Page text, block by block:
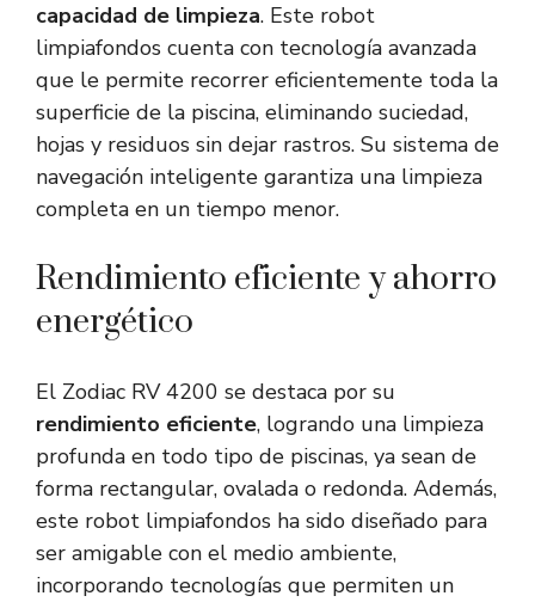
capacidad de limpieza. Este robot
limpiafondos cuenta con tecnología avanzada
que le permite recorrer eficientemente toda la
superficie de la piscina, eliminando suciedad,
hojas y residuos sin dejar rastros. Su sistema de
navegación inteligente garantiza una limpieza
completa en un tiempo menor.
Rendimiento eficiente y ahorro
energético
El Zodiac RV 4200 se destaca por su
rendimiento eficiente, logrando una limpieza
profunda en todo tipo de piscinas, ya sean de
forma rectangular, ovalada o redonda. Además,
este robot limpiafondos ha sido diseñado para
ser amigable con el medio ambiente,
incorporando tecnologías que permiten un